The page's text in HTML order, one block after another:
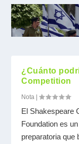
¿Cuánto
Competition
Nota |
El Shakespeare
Foundation es
preparatoria que